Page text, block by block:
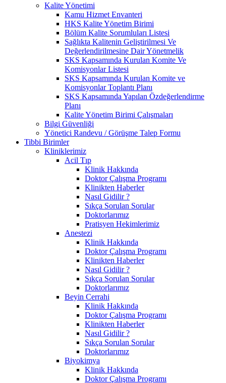
Kalite Yönetimi
Kamu Hizmet Envanteri
HKS Kalite Yönetim Birimi
Bölüm Kalite Sorumluları Listesi
Sağlıkta Kalitenin Geliştirilmesi Ve
Değerlendirilmesine Dair Yönetmelik
SKS Kapsamında Kurulan Komite Ve
Komisyonlar Listesi
SKS Kapsamında Kurulan Komite ve
Komisyonlar Toplantı Planı
SKS Kapsamında Yapılan Özdeğerlendirme
Planı
Kalite Yönetim Birimi Çalışmaları
Bilgi Güvenliği
Yönetici Randevu / Görüşme Talep Formu
Tibbi Birimler
Kliniklerimiz
Acil Tıp
Klinik Hakkında
Doktor Çalışma Programı
Klinikten Haberler
Nasıl Gidilir ?
Sıkça Sorulan Sorular
Doktorlarımız
Pratisyen Hekimlerimiz
Anestezi
Klinik Hakkında
Doktor Çalışma Programı
Klinikten Haberler
Nasıl Gidilir ?
Sıkça Sorulan Sorular
Doktorlarımız
Beyin Cerrahi
Klinik Hakkında
Doktor Çalışma Programı
Klinikten Haberler
Nasıl Gidilir ?
Sıkça Sorulan Sorular
Doktorlarımız
Biyokimya
Klinik Hakkında
Doktor Çalışma Programı